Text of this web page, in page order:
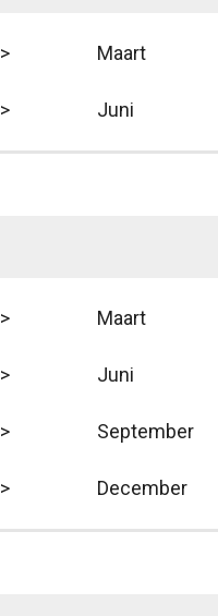
> Maart
> Juni
> Maart
> Juni
> September
> December